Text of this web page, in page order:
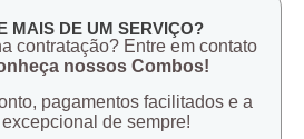
MAIS DE UM SERVIÇO?
contratação? Entre em contato
nossos Combos!
pagamentos facilitados e a
de sempre!